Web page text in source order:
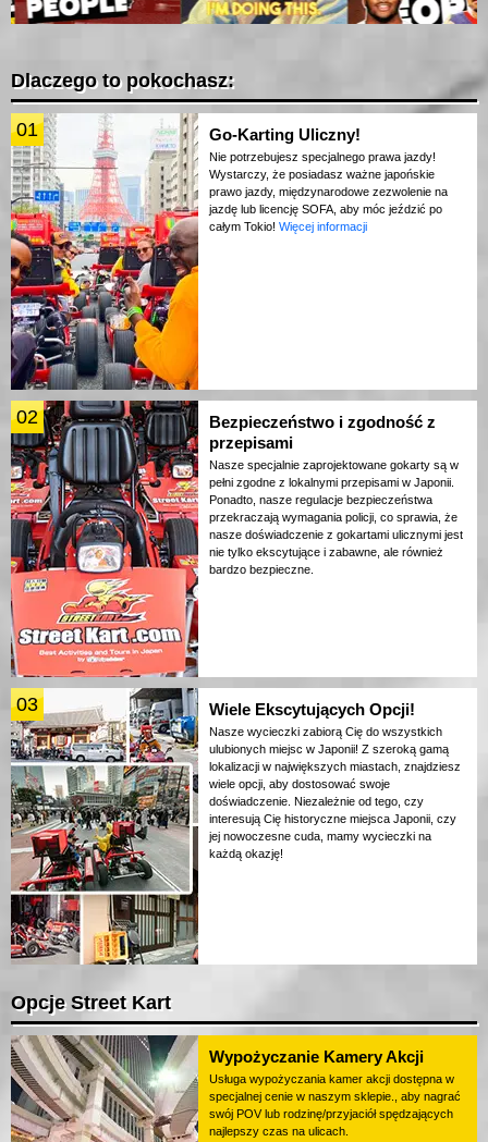
Dlaczego to pokochasz:
01 Go-Karting Uliczny!
Nie potrzebujesz specjalnego prawa jazdy!
Wystarczy, że posiadasz ważne japońskie
prawo jazdy, międzynarodowe zezwolenie na
jazdę lub licencję SOFA, aby móc jeździć po
całym Tokio! Więcej informacji
02
Bezpieczeństwo i zgodność z
przepisami
Nasze specjalnie zaprojektowane gokarty są w
pełni zgodne z lokalnymi przepisami w Japonii.
Ponadto, nasze regulacje bezpieczeństwa
przekraczają wymagania policji, co sprawia, że
nasze doświadczenie z gokartami ulicznymi jest
nie tylko ekscytujące i zabawne, ale również
bardzo bezpieczne.
03 Wiele Ekscytujących Opcji!
Nasze wycieczki zabiorą Cię do wszystkich
ulubionych miejsc w Japonii! Z szeroką gamą
lokalizacji w największych miastach, znajdziesz
wiele opcji, aby dostosować swoje
doświadczenie. Niezależnie od tego, czy
interesują Cię historyczne miejsca Japonii, czy
jej nowoczesne cuda, mamy wycieczki na
każdą okazję!
Opcje Street Kart
Wypożyczanie Kamery Akcji
Usługa wypożyczania kamer akcji dostępna w
specjalnej cenie w naszym sklepie., aby nagrać
swój POV lub rodzinę/przyjaciół spędzających
najlepszy czas na ulicach.